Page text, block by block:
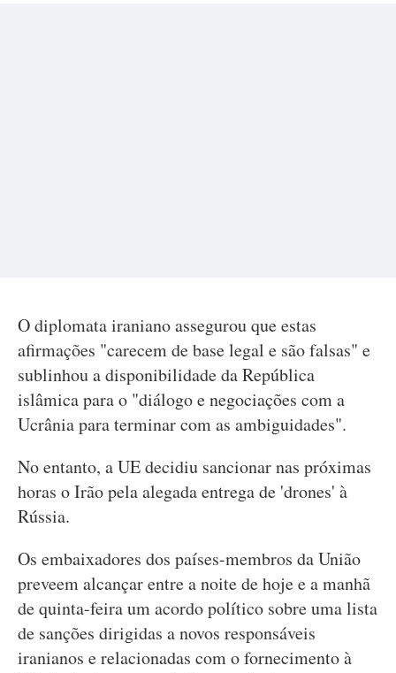
O diplomata iraniano assegurou que estas
afirmações "carecem de base legal e são falsas" e
sublinhou a disponibilidade da República
islâmica para o "diálogo e negociações com a
Ucrânia para terminar com as ambiguidades".
No entanto, a UE decidiu sancionar nas próximas
horas o Irão pela alegada entrega de 'drones' à
Rússia.
Os embaixadores dos países-membros da União
preveem alcançar entre a noite de hoje e a manhã
de quinta-feira um acordo político sobre uma lista
de sanções dirigidas a novos responsáveis
iranianos e relacionadas com o fornecimento à